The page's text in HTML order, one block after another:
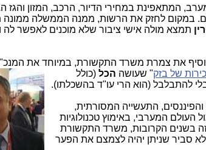
המתאפינת במחירי הדיור, הרכב, המזון והגז
במקום לחזק את הרשות, ממנה הממשלה ממונה
תמצא מולה אישי ציבור שלא מוכנים לאפשר לה
אוסיף את צמרת משרד התקשורת, במיוחד את
של בזק" שעושה הכל(כולל
להתבלבל (הוא הרי עו"ד בהשכלתו).
התעשייה המסורתית,
ועוד), שנתקעו בפער של כ-10 שנים מול העולם המערבי, באימוץ טכנולוגיות
בשנים הקרובות, משרד התקשורת
סביר שניתן יהיה לצמצם את הפער